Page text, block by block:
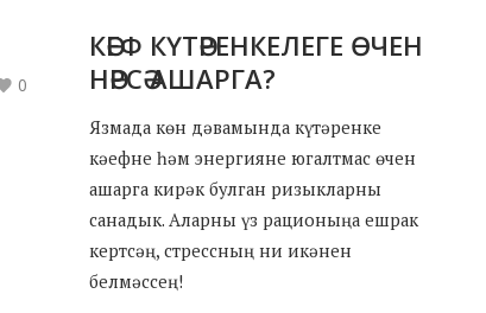
0
КӘЕФ КҮТӘРЕНКЕЛЕГЕ ӨЧЕН
НӘРСӘ АШАРГА?
Язмада көн дәвамында күтәренке
кәефне һәм энергияне югалтмас өчен
ашарга кирәк булган ризыкларны
санадык. Аларны үз рационыңа ешрак
кертсәң, стрессның ни икәнен
белмәссең!